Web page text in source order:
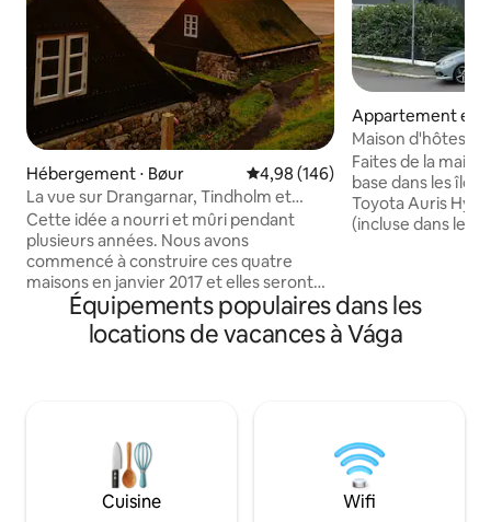
Hébergement ⋅ Bøur Évaluation moyenne sur la
4,98 (146)
La vue sur Drangarnar, Tindholm et
Mykines
Cette idée a nourri et mûri pendant
plusieurs années. Nous avons
commencé à construire ces quatre
maisons en janvier 2017 et elles seront
terminées en mars 2018. Les vieilles
maisons féroïennes sont agréables dans
le paysage féroïen global, et nous avons
chambre principale, destinée à deux
adultes et un espace ouvert
supplémentaire pour dormir deux
adultes supplémentaires. La vue depuis
Appartement en
⋅ Miðvágur
Maison d'hôtes
voiture
Faites de la
base dans les îles
Toyota Auris
(incluse dans le
le souhaitez), il
îles. Si vous
ramassage et le
propriété. LE PRIX COMPREND UNE
VOITURE
Équipements populaires dans les
locations de vacances à Vága
Cuisine Wifi